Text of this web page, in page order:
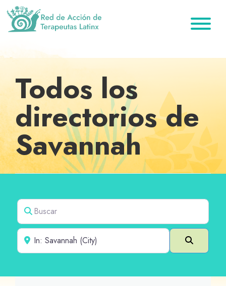
Saltar
navegación
contenido
Saltar
pie
Acción
Terapeutas
Latinx
de
Latinx
Todos los
directorios de
Savannah
Buscar
Cerca de
Buscar